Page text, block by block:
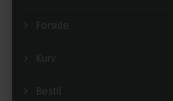
Forside
Kurv
Bestil